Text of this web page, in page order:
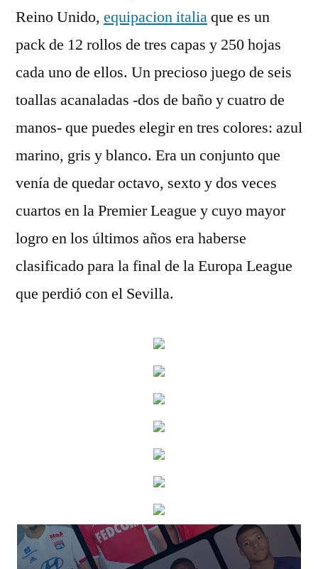
Reino Unido, equipacion italiaque es un
pack de 12 rollos de tres capas y 250 hojas
cada uno de ellos. Un precioso juego de seis
toallas acanaladas -dos de baño y cuatro de
manos- que puedes elegir en tres colores: azul
marino, gris y blanco. Era un conjunto que
venía de quedar octavo, sexto y dos veces
cuartos en la Premier League y cuyo mayor
logro en los últimos años era haberse
clasificado para la final de la Europa League
que perdió con el Sevilla.